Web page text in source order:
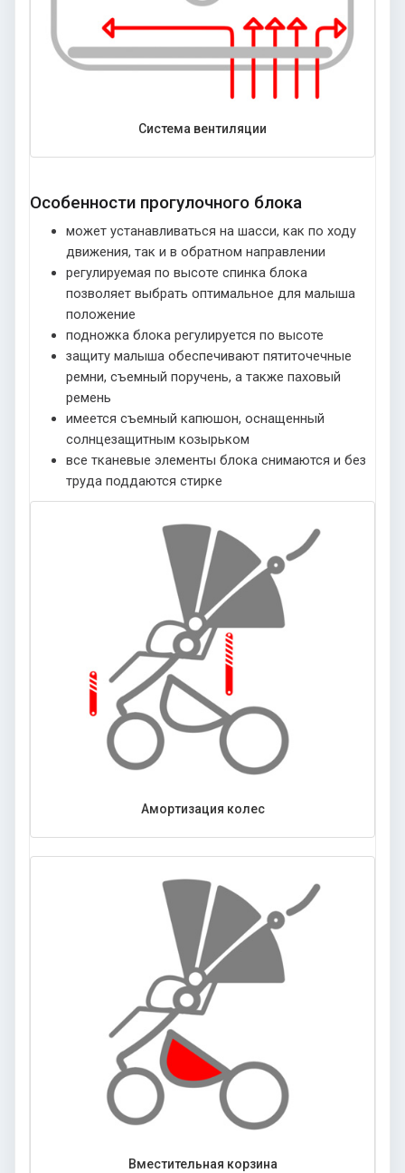
Система вентиляции
Особенности прогулочного блока
может устанавливаться на шасси, как по ходу
движения, так и в обратном направлении
регулируемая по высоте спинка блока
позволяет выбрать оптимальное для малыша
положение
подножка блока регулируется по высоте
защиту малыша обеспечивают пятиточечные
ремни, съемный поручень, а также паховый
ремень
имеется съемный капюшон, оснащенный
солнцезащитным козырьком
все тканевые элементы блока снимаются и без
труда поддаются стирке
Амортизация колес
Вместительная корзина